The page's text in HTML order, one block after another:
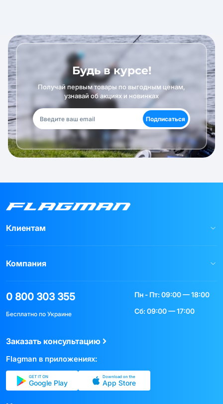
Будь в курсе!
Получай первым товары по выгодным ценам,
узнавай об акциях и новинках
Подписаться
Клиентам
Компания
0 800 303 355
Бесплатно по Украине
Пн - Пт: 09:00 — 18:00
Сб: 09:00 — 17:00
Заказать консультацию
Flagman в приложениях:
GET IT ON
Google Play
Download on the
App Store